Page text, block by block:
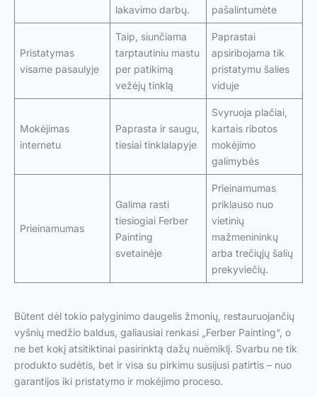
lakavimo darbų.
pašalintumėte
Pristatymas
visame pasaulyje
Taip, siunčiama
tarptautiniu mastu
per patikimą
vežėjų tinklą
Paprastai
apsiribojama tik
pristatymu šalies
viduje
Mokėjimas
internetu
Paprasta ir saugu,
tiesiai tinklalapyje
Svyruoja plačiai,
kartais ribotos
mokėjimo
galimybės
Prieinamumas
Galima rasti
tiesiogiai Ferber
Painting
svetainėje
Prieinamumas
priklauso nuo
vietinių
mažmenininkų
arba trečiųjų šalių
prekyviečių.
Būtent dėl tokio palyginimo daugelis žmonių, restauruojančių
vyšnių medžio baldus, galiausiai renkasi „Ferber Painting“, o
ne bet kokį atsitiktinai pasirinktą dažų nuėmiklį. Svarbu ne tik
produkto sudėtis, bet ir visa su pirkimu susijusi patirtis – nuo
garantijos iki pristatymo ir mokėjimo proceso.